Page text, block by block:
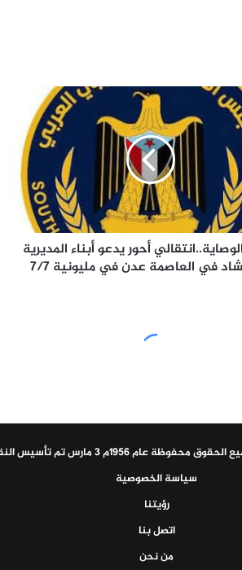
أحور يدعو أبناء المديرية
في العاصمة عدن في مليونية 7/7
سياسة الخصوصية
رؤيتنا
اتصل بنا
من نحن